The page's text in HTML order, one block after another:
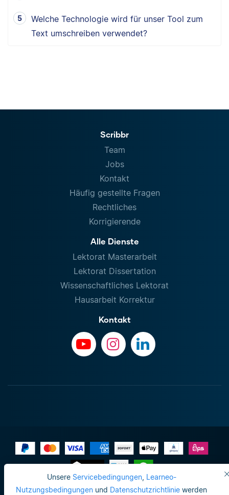
Unsere Servicebedingungen, Learneo-
Nutzungsbedingungen und Datenschutzrichtlinie werden
Welche Technologie wird für unser Tool zum
Text umschreiben verwendet?
Scribbr
Team
Jobs
Kontakt
Häufig gestellte Fragen
Rechtliches
Korrigierende
Alle Dienste
Lektorat Masterarbeit
Lektorat Dissertation
Wissenschaftliches Lektorat
Hausarbeit Korrektur
Kontakt
Impressum